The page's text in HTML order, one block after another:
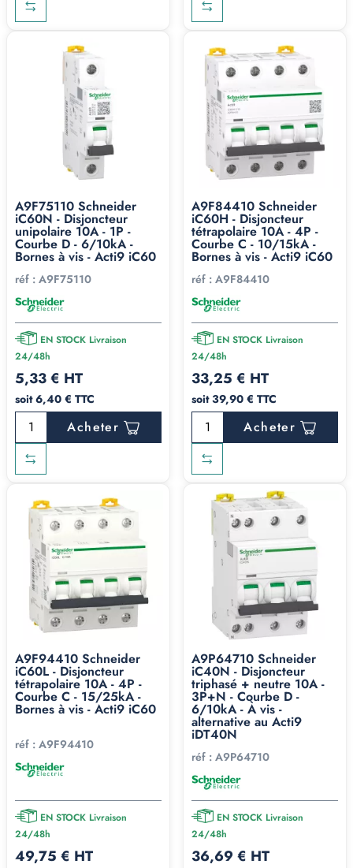
A9F75110 Schneider
iC60N - Disjoncteur
unipolaire 10A - 1P -
Courbe D - 6/10kA -
Bornes à vis - Acti9 iC60
réf : A9F75110
EN STOCK Livraison
24/48h
5,33 € HT
soit 6,40 € TTC
Acheter
A9F84410 Schneider
iC60H - Disjoncteur
tétrapolaire 10A - 4P -
Courbe C - 10/15kA -
Bornes à vis - Acti9 iC60
réf : A9F84410
EN STOCK Livraison
24/48h
33,25 € HT
soit 39,90 € TTC
Acheter
A9F94410 Schneider
iC60L - Disjoncteur
tétrapolaire 10A - 4P -
Courbe C - 15/25kA -
Bornes à vis - Acti9 iC60
réf : A9F94410
EN STOCK Livraison
24/48h
49,75 € HT
A9P64710 Schneider
iC40N - Disjoncteur
triphasé + neutre 10A -
3P+N - Courbe D -
6/10kA - À vis -
alternative au Acti9
iDT40N
réf : A9P64710
EN STOCK Livraison
24/48h
36,69 € HT